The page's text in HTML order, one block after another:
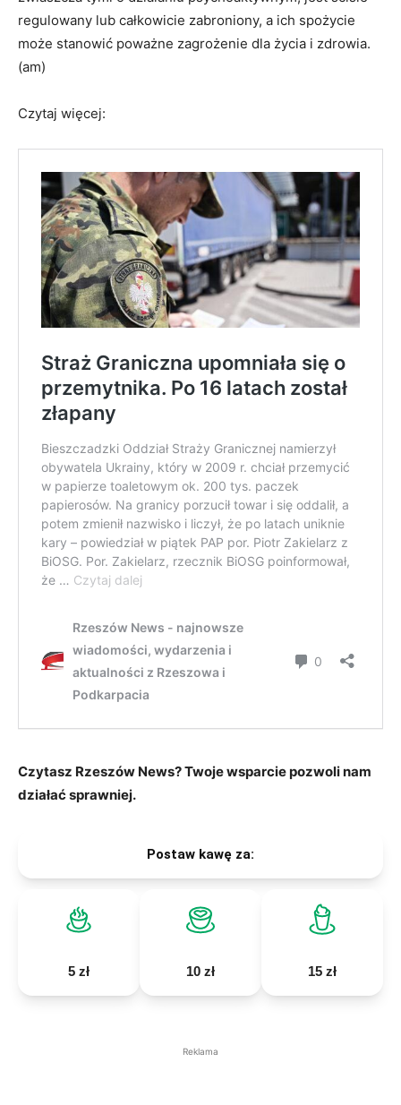
regulowany lub całkowicie zabroniony, a ich spożycie
może stanowić poważne zagrożenie dla życia i zdrowia.
(am)
Czytaj więcej:
Czytasz Rzeszów News? Twoje wsparcie pozwoli nam
działać sprawniej.
Postaw kawę za:
5 zł 10 zł 15 zł
Reklama